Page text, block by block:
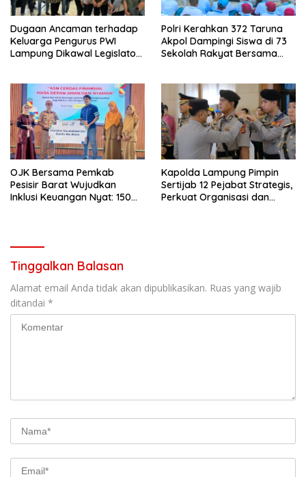
Dugaan Ancaman terhadap
Keluarga Pengurus PWI
Lampung Dikawal Legislator
Polri Kerahkan 372 Taruna
Akpol Dampingi Siswa di 73
Sekolah Rakyat Bersama
OJK Bersama Pemkab
Pesisir Barat Wujudkan
Inklusi Keuangan Nyat: 150
Kapolda Lampung Pimpin
Sertijab 12 Pejabat Strategis,
Perkuat Organisasi dan
Tinggalkan Balasan
Alamat email Anda tidak akan dipublikasikan. Ruas yang wajib
ditandai *